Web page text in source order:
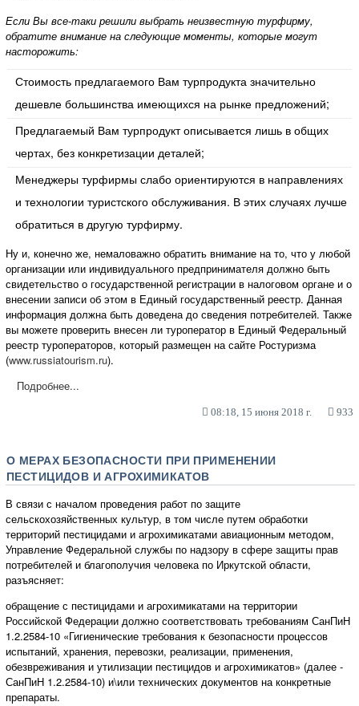
Если Вы все-таки решили выбрать неизвестную турфирму,
обратите внимание на следующие моменты, которые могут
насторожить:
Стоимость предлагаемого Вам турпродукта значительно
дешевле большинства имеющихся на рынке предложений;
Предлагаемый Вам турпродукт описывается лишь в общих
чертах, без конкретизации деталей;
Менеджеры турфирмы слабо ориентируются в направлениях
и технологии туристского обслуживания. В этих случаях лучше
обратиться в другую турфирму.
Ну и, конечно же, немаловажно обратить внимание на то, что у любой
организации или индивидуального предпринимателя должно быть
свидетельство о государственной регистрации в налоговом органе и о
внесении записи об этом в Единый государственный реестр. Данная
информация должна быть доведена до сведения потребителей. Также
вы можете проверить внесен ли туроператор в Единый Федеральный
реестр туроператоров, который размещен на сайте Ростуризма
(www.russiatourism.ru).
Подробнее...
08:18, 15 июня 2018 г. 933
О МЕРАХ БЕЗОПАСНОСТИ ПРИ ПРИМЕНЕНИИ
ПЕСТИЦИДОВ И АГРОХИМИКАТОВ
В связи с началом проведения работ по защите
сельскохозяйственных культур, в том числе путем обработки
территорий пестицидами и агрохимикатами авиационным методом,
Управление Федеральной службы по надзору в сфере защиты прав
потребителей и благополучия человека по Иркутской области,
разъясняет:
обращение с пестицидами и агрохимикатами на территории
Российской Федерации должно соответствовать требованиям СанПиН
1.2.2584-10 «Гигиенические требования к безопасности процессов
испытаний, хранения, перевозки, реализации, применения,
обезвреживания и утилизации пестицидов и агрохимикатов» (далее -
СанПиН 1.2.2584-10) и\или технических документов на конкретные
препараты.